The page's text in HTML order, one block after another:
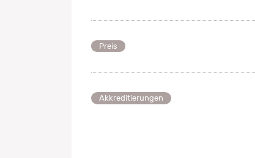
Preis
Akkreditierungen